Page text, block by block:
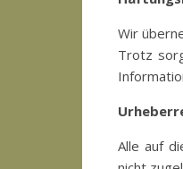
Wir
Trotz
Alle auf